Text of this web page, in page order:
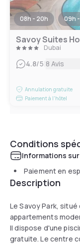
08h - 20h 09h
Savoy Suites
Dubai
4.8/5|8 Avis
Annulation gratuite
Paiement à l'hôtel
Conditions
Informations
Paiement en
Description
Le Savoy Park,
appartements
Il dispose d'une
gratuite. Le centre